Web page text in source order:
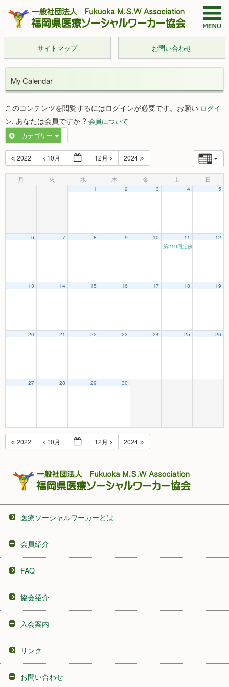
サイトマップ お問い合わせ
My Calendar
このコンテンツを閲覧するにはログインが必要です。お願い ログイ
ン. あなたは会員ですか ? 会員について
カテゴリー
2022 10月 12月 2024
月 火 水 木 金 土 日
1 2 3 4 5
6 7 8 9 10
11
第210回定例研究会
12
13 14 15 16 17 18 19
20 21 22 23 24 25 26
27 28 29 30
2022 10月 12月 2024
医療ソーシャルワーカーとは
会員紹介
FAQ
協会紹介
入会案内
リンク
お問い合わせ